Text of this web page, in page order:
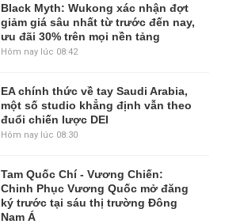
Black Myth: Wukong xác nhận đợt
giảm giá sâu nhất từ trước đến nay,
ưu đãi 30% trên mọi nền tảng
Hôm nay lúc 08:42
EA chính thức về tay Saudi Arabia,
một số studio khẳng định vẫn theo
đuổi chiến lược DEI
Hôm nay lúc 08:30
Tam Quốc Chí - Vương Chiến:
Chinh Phục Vương Quốc mở đăng
ký trước tại sáu thị trường Đông
Nam Á